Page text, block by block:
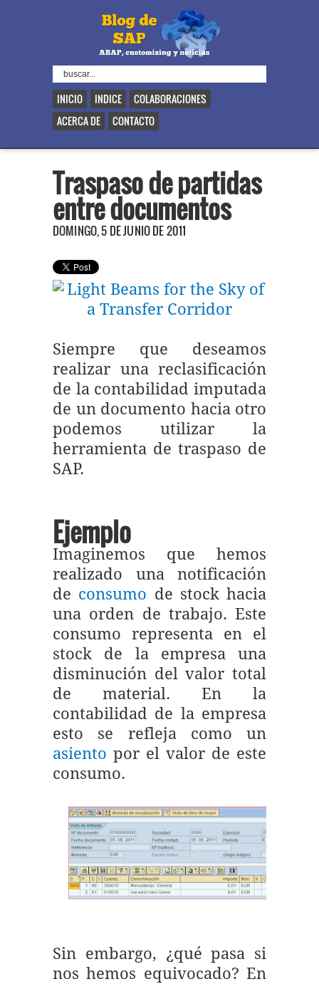
INICIO INDICE
COLABORACIONES
ACERCA DE
CONTACTO
Traspaso de partidas
entre documentos
DOMINGO, 5 DE JUNIO DE 2011
Siempre que deseamos
realizar una reclasificación
de la contabilidad imputada
de un documento hacia otro
podemos utilizar la
herramienta de traspaso de
SAP.
Ejemplo
Imaginemos que hemos
realizado una notificación
de consumo de stock hacia
una orden de trabajo. Este
consumo representa en el
stock de la empresa una
disminución del valor total
de material. En la
contabilidad de la empresa
esto se refleja como un
asiento por el valor de este
consumo.
Sin embargo, ¿qué pasa si
nos hemos equivocado? En